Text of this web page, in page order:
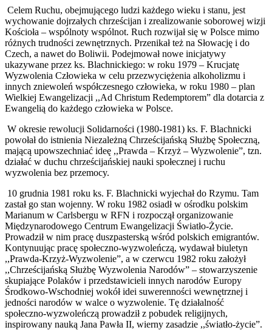
Celem Ruchu, obejmującego ludzi każdego wieku i stanu, jest
wychowanie dojrzałych chrześcijan i zrealizowanie soborowej wizji
Kościoła – wspólnoty wspólnot. Ruch rozwijał się w Polsce mimo
różnych trudności zewnętrznych. Przenikał też na Słowację i do
Czech, a nawet do Boliwii. Podejmował nowe inicjatywy
ukazywane przez ks. Blachnickiego: w roku 1979 – Krucjatę
Wyzwolenia Człowieka w celu przezwyciężenia alkoholizmu i
innych zniewoleń współczesnego człowieka, w roku 1980 – plan
Wielkiej Ewangelizacji ,,Ad Christum Redemptorem” dla dotarcia z
Ewangelią do każdego człowieka w Polsce.
W okresie rewolucji Solidarności (1980-1981) ks. F. Blachnicki
powołał do istnienia Niezależną Chrześcijańską Służbę Społeczną,
mającą upowszechniać ideę ,,Prawda – Krzyż – Wyzwolenie”, tzn.
działać w duchu chrześcijańskiej nauki społecznej i ruchu
wyzwolenia bez przemocy.
10 grudnia 1981 roku ks. F. Blachnicki wyjechał do Rzymu. Tam
zastał go stan wojenny. W roku 1982 osiadł w ośrodku polskim
Marianum w Carlsbergu w RFN i rozpoczął organizowanie
Międzynarodowego Centrum Ewangelizacji Światło-Życie.
Prowadził w nim pracę duszpasterską wśród polskich emigrantów.
Kontynuując pracę społeczno-wyzwoleńczą, wydawał biuletyn
,,Prawda-Krzyż-Wyzwolenie”, a w czerwcu 1982 roku założył
,,Chrześcijańską Służbę Wyzwolenia Narodów” – stowarzyszenie
skupiające Polaków i przedstawicieli innych narodów Europy
Środkowo-Wschodniej wokół idei suwerenności wewnętrznej i
jedności narodów w walce o wyzwolenie. Tę działalność
społeczno-wyzwoleńczą prowadził z pobudek religijnych,
inspirowany nauką Jana Pawła II, wierny zasadzie ,,światło-życie”.